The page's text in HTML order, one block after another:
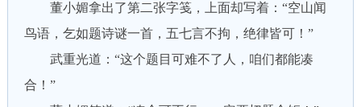
董小媚拿出了第二张字笺，上面却写着：“空山闻
鸟语，乞如题诗谜一首，五七言不拘，绝律皆可！”
武重光道：“这个题目可难不了人，咱们都能凑
合！”